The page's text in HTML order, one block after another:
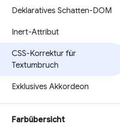
Deklaratives Schatten-DOM
Inert-Attribut
CSS-Korrektur für
Textumbruch
Exklusives Akkordeon
Farbübersicht